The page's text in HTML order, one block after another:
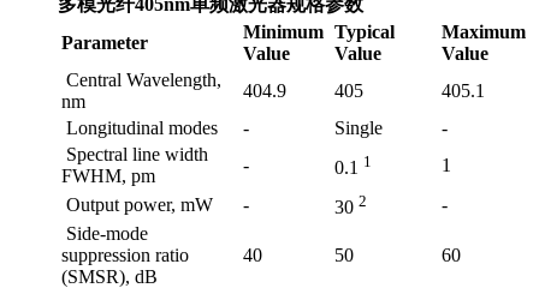
Parameter
Minimum
Value
Typical
Value
Maximum
Value
Central Wavelength,
nm
404.9 405
405.1
Longitudinal modes
- Single
-
Spectral line width
FWHM, pm
- 0.1 1
1
Output power, mW
- 30 2
-
Side-mode
suppression ratio
(SMSR), dB
40 50 60